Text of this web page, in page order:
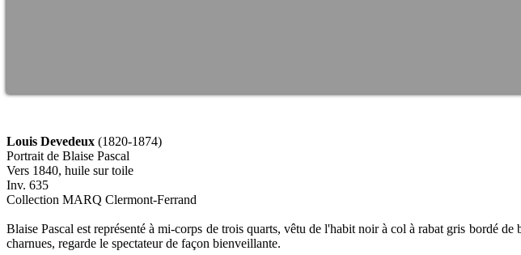
Louis Devedeux (1820-1874)
Portrait de Blaise Pascal
Vers 1840, huile sur toile
Inv. 635
Collection MARQ Clermont-Ferrand
Blaise Pascal est représenté à mi-corps de trois quarts, vêtu de l'habit noir à col à rabat gris bordé
charnues, regarde le spectateur de façon bienveillante.